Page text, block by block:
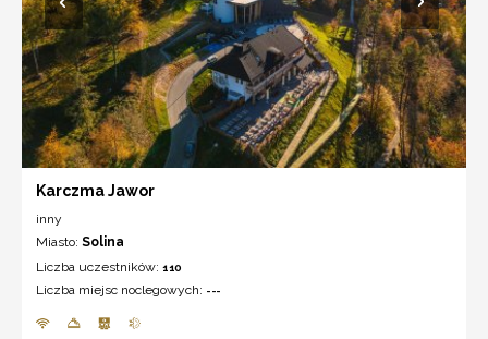
Karczma Jawor
inny
Miasto: Solina
Liczba uczestników: 110
Liczba miejsc noclegowych: ---